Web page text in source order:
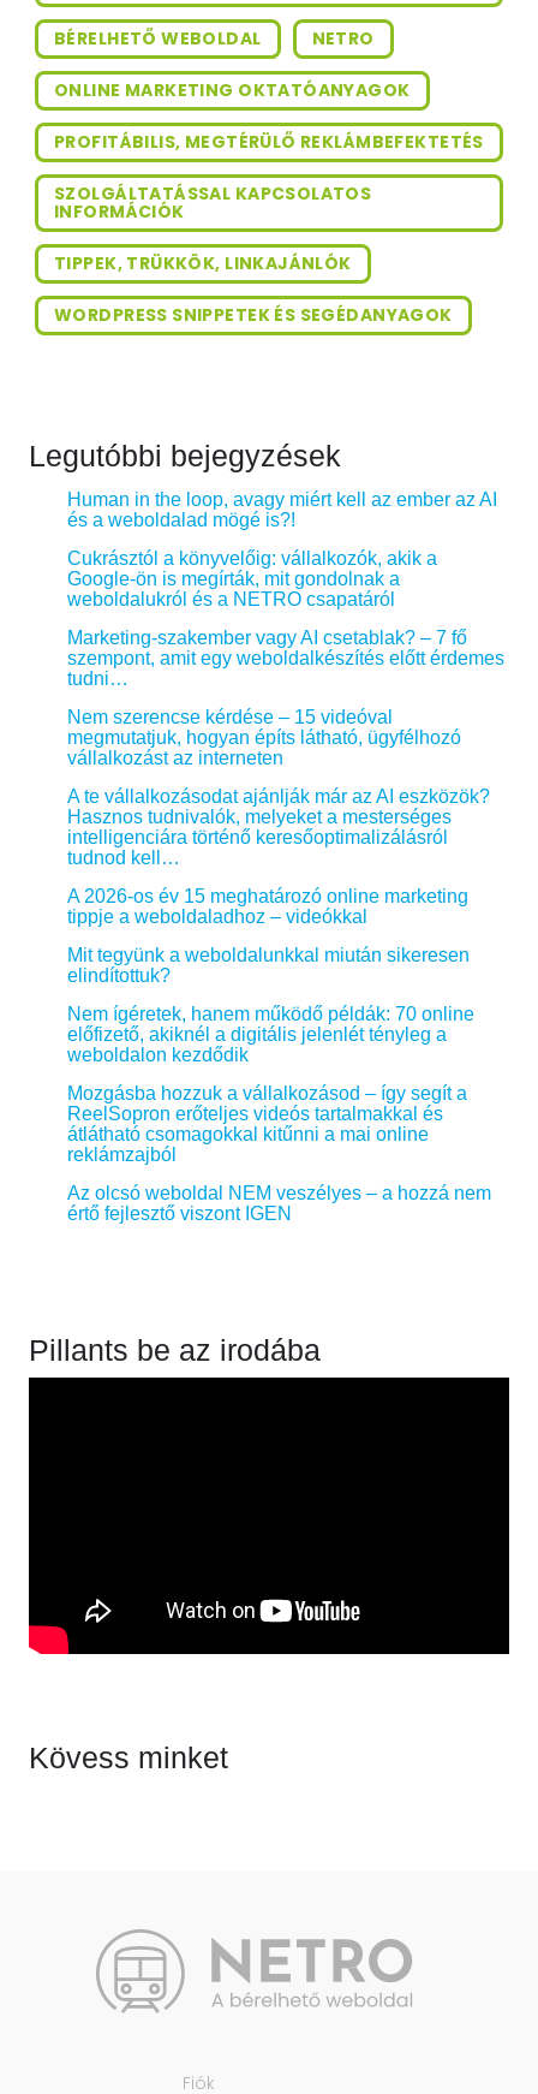
BÉRELHETŐ WEBOLDAL NETRO
ONLINE MARKETING OKTATÓANYAGOK
PROFITÁBILIS, MEGTÉRÜLŐ REKLÁMBEFEKTETÉS
SZOLGÁLTATÁSSAL KAPCSOLATOS
INFORMÁCIÓK
TIPPEK, TRÜKKÖK, LINKAJÁNLÓK
WORDPRESS SNIPPETEK ÉS SEGÉDANYAGOK
Legutóbbi bejegyzések
Human in the loop, avagy miért kell az ember az AI
és a weboldalad mögé is?!
Cukrásztól a könyvelőig: vállalkozók, akik a
Google-ön is megírták, mit gondolnak a
weboldalukról és a NETRO csapatáról
Marketing-szakember vagy AI csetablak? – 7 fő
szempont, amit egy weboldalkészítés előtt érdemes
tudni…
Nem szerencse kérdése – 15 videóval
megmutatjuk, hogyan építs látható, ügyfélhozó
vállalkozást az interneten
A te vállalkozásodat ajánlják már az AI eszközök?
Hasznos tudnivalók, melyeket a mesterséges
intelligenciára történő keresőoptimalizálásról
tudnod kell…
A 2026-os év 15 meghatározó online marketing
tippje a weboldaladhoz – videókkal
Mit tegyünk a weboldalunkkal miután sikeresen
elindítottuk?
Nem ígéretek, hanem működő példák: 70 online
előfizető, akiknél a digitális jelenlét tényleg a
weboldalon kezdődik
Mozgásba hozzuk a vállalkozásod – így segít a
ReelSopron erőteljes videós tartalmakkal és
átlátható csomagokkal kitűnni a mai online
reklámzajból
Az olcsó weboldal NEM veszélyes – a hozzá nem
értő fejlesztő viszont IGEN
Pillants be az irodába
Kövess minket
Fiók